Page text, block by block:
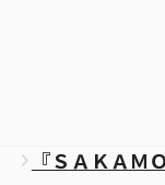
『ＳＡＫＡ